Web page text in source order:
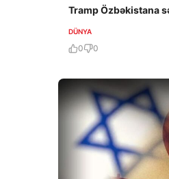
Tramp Özbəkistana
DÜNYA
0 0